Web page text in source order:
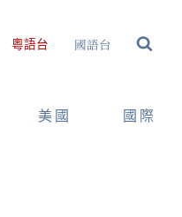
粵語台 國語台
美國 國際